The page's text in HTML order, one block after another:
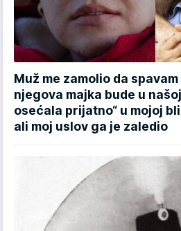
Muž me zamolio da
njegova majka bude u
osećala prijatno“ u mojoj
ali moj uslov ga je zaledio